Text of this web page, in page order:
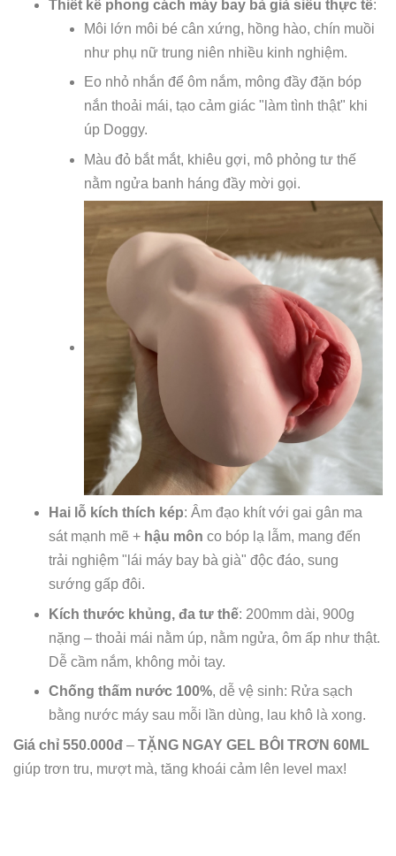
Thiết kế phong cách máy bay bà già siêu thực tế:
Môi lớn môi bé cân xứng, hồng hào, chín muồi
như phụ nữ trung niên nhiều kinh nghiệm.
Eo nhỏ nhắn để ôm nắm, mông đầy đặn bóp
nắn thoải mái, tạo cảm giác "làm tình thật" khi
úp Doggy.
Màu đỏ bắt mắt, khiêu gợi, mô phỏng tư thế
nằm ngửa banh háng đầy mời gọi.
Hai lỗ kích thích kép: Âm đạo khít với gai gân ma
sát mạnh mẽ + hậu môn co bóp lạ lẫm, mang đến
trải nghiệm "lái máy bay bà già" độc đáo, sung
sướng gấp đôi.
Kích thước khủng, đa tư thế: 200mm dài, 900g
nặng – thoải mái nằm úp, nằm ngửa, ôm ấp như thật.
Dễ cầm nắm, không mỏi tay.
Chống thấm nước 100%, dễ vệ sinh: Rửa sạch
bằng nước máy sau mỗi lần dùng, lau khô là xong.
Giá chỉ 550.000đ – TẶNG NGAY GEL BÔI TRƠN 60ML
giúp trơn tru, mượt mà, tăng khoái cảm lên level max!